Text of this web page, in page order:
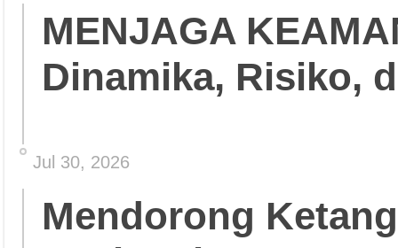
MENJAGA
Dinamika, Risiko,
Jul 30, 2026
Mendorong